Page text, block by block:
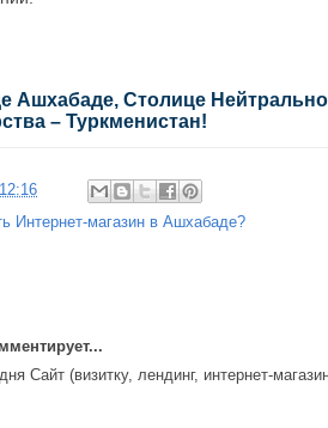
Ашхабаде, Столице
– Туркменистан!
12:16
Интернет-магазин в Ашхабаде?
Сайт (визитку, лендинг, интернет-